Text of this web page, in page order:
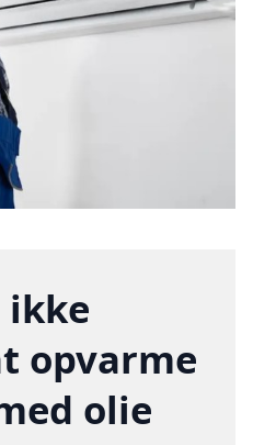
ikke
opvarme
olie